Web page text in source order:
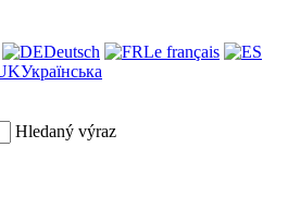
Deutsch
Le français
Українська
Hledaný výraz